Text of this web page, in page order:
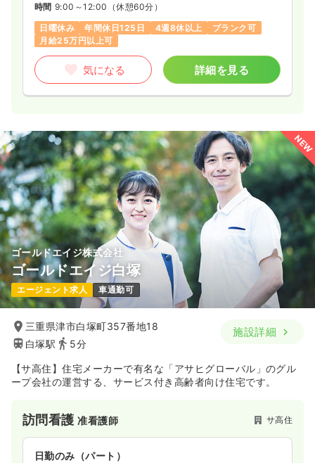
時間 9:00～12:00 （休憩60分）
日曜休み
年間休日125日 4週8休以上
ブランク可
月給25万円以上可
気になる 詳細を見る
NEW
ゴールドエイジ株式会社
ゴールドエイジ白塚
エージェント求人 車通勤可
三重県津市白塚町357番地18
白塚駅
5分
施設詳細
【サ高住】住宅メーカーで有名な「アサヒグローバル」のグル
ープ会社の運営する、サービス付き高齢者向け住宅です。
訪問看護准看護師 サ高住
日勤のみ（パート）